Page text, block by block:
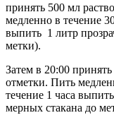
принять 500 мл
медленно в течение
выпить 1 литр
метки).
Затем в 20:00
отметки. Пить
течение 1 часа
мерных стакана до